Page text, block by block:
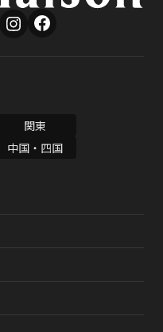
関東
中国・四国